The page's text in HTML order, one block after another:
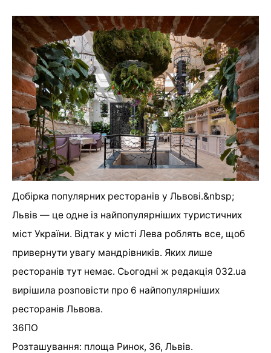
Добірка популярних ресторанів у Львові.&nbsp;
Львів — це одне із найпопулярніших туристичних
міст України. Відтак у місті Лева роблять все, щоб
привернути увагу мандрівників. Яких лише
ресторанів тут немає. Сьогодні ж редакція 032.ua
вирішила розповісти про 6 найпопулярніших
ресторанів Львова.
36ПО
Розташування: площа Ринок, 36, Львів.